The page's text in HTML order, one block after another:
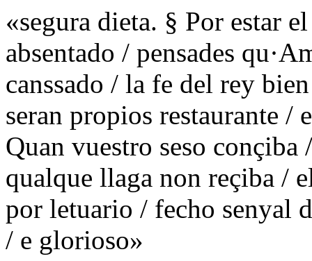
«segura dieta. § Por estar
absentado / pensades
canssado / la fe del rey
seran propios restaurante /
Quan vuestro seso
qualque llaga non reçiba /
por letuario / fecho senyal
/ e glorioso»